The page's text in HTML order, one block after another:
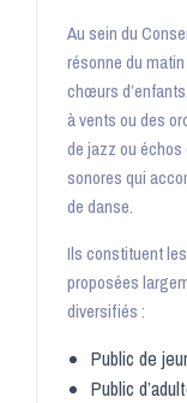
Au sein du
résonne du
chœurs
à vents ou des
de jazz ou
sonores qui
de danse.
Ils constituent
proposées
diversifiés :
Public de
Public